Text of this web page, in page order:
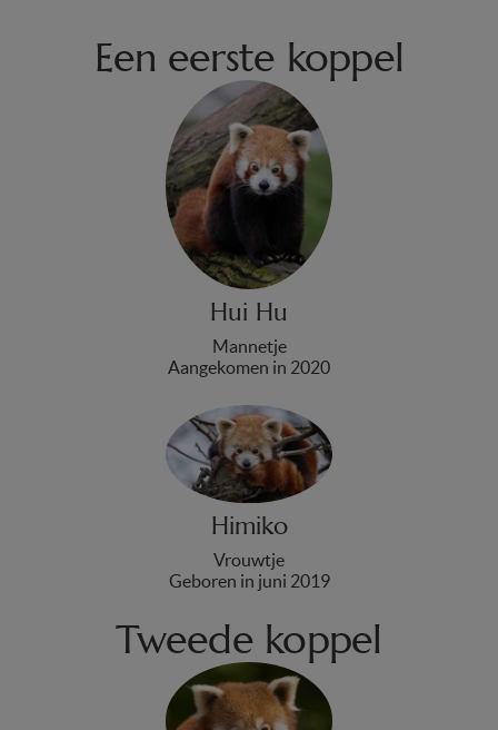
Een eerste koppel
Hui Hu
Mannetje
Aangekomen in 2020
Himiko
Vrouwtje
Geboren in juni 2019
Tweede koppel